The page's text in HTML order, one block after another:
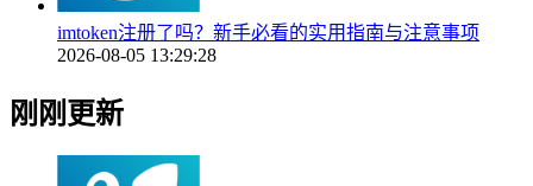
imtoken注册了吗？新手必看的实用指南与注意事项
2026-08-05 13:29:28
刚刚更新